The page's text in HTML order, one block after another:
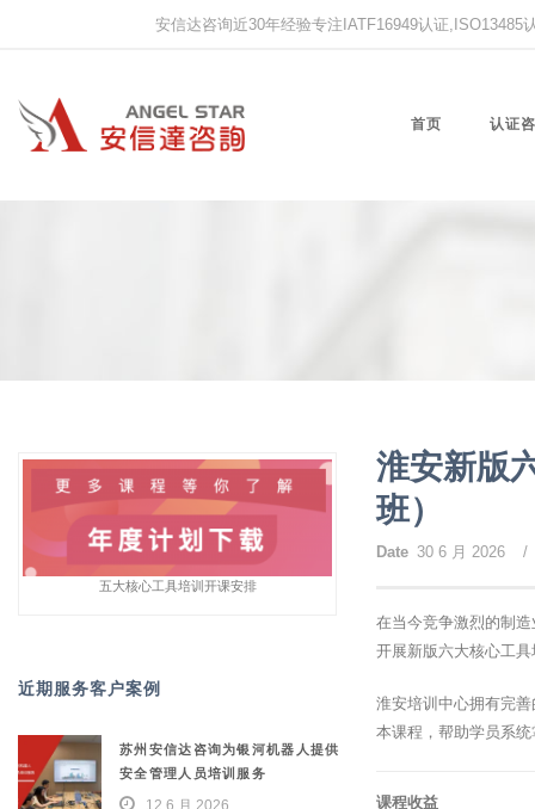
安信达咨询近30年经验专注IATF16949认证
首页 认证
淮安新版
班）
Date 30 6 月 2026 /
在当今竞争激烈的制
开展新版六大核心工
淮安培训中心拥有完
本课程，帮助学员系
课程收益
五大核心工具培训开课安排
近期服务客户案例
苏州安信达咨询为银河机器人提供
安全管理人员培训服务
12 6 月 2026